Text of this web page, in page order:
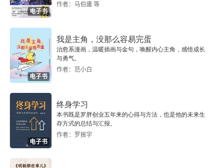
电子书
作者：马伯庸 等
电子书
我是主角，没那么容易完蛋
治愈系漫画，温暖插画与金句，唤醒内心主角，感悟成长
与勇气。
作者：范小白
电子书
终身学习
本书既是罗胖创业五年来的心得与方法，也是他的未来生
存方式的总结与汇报。
作者：罗振宇